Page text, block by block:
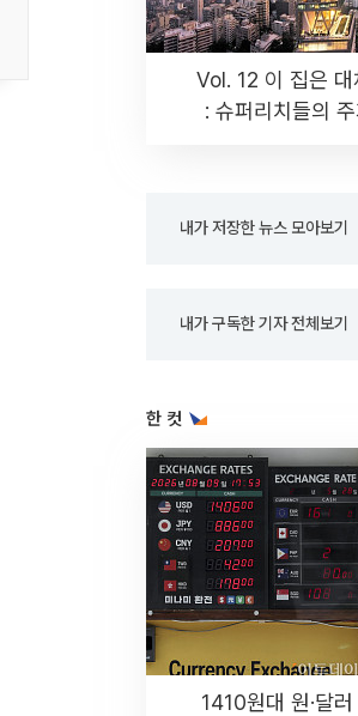
Vol. 12 이 집은
: 슈퍼리치들의
내가 저장한 뉴스 모아보기
내가 구독한 기자 전체보기
한 컷
1410원대 원·달